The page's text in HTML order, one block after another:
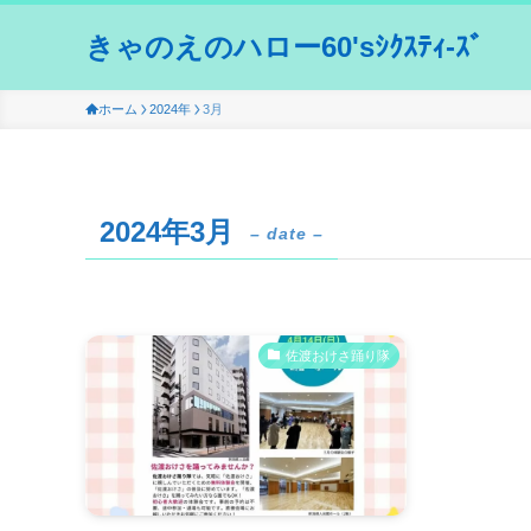
きゃのえのハロー60'sｼｸｽﾃｨ-ｽﾞ
ホーム 2024年 3月
2024年3月 – date –
佐渡おけさ踊り隊